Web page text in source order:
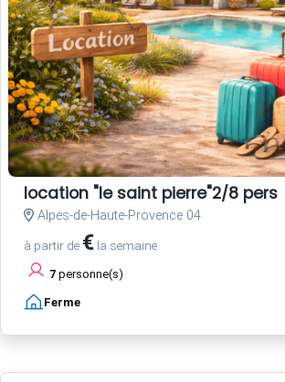
location "le saint pierre"2/8 pers
Alpes-de-Haute-Provence 04
à partir de € la semaine
7 personne(s)
Ferme